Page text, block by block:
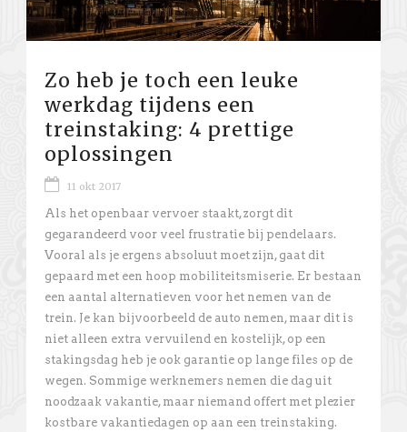
Zo heb je toch een leuke
werkdag tijdens een
treinstaking: 4 prettige
oplossingen
11 okt 2017
Als het openbaar vervoer staakt, zorgt dit
gegarandeerd voor veel frustratie bij pendelaars.
Vooral als je ergens absoluut moet zijn, gaat dit
gepaard met een hoop mobiliteitsmiserie. Er bestaan
een aantal alternatieven voor het nemen van de
trein. Je kan bijvoorbeeld de auto nemen, maar dit is
niet alleen extra vervuilend en kostelijk, op een
stakingsdag heb je ook garantie op lange files op de
wegen. Sommige werknemers nemen die dag uit
noodzaak vakantie, maar niemand offert met plezier
kostbare vakantiedagen op aan een treinstaking.